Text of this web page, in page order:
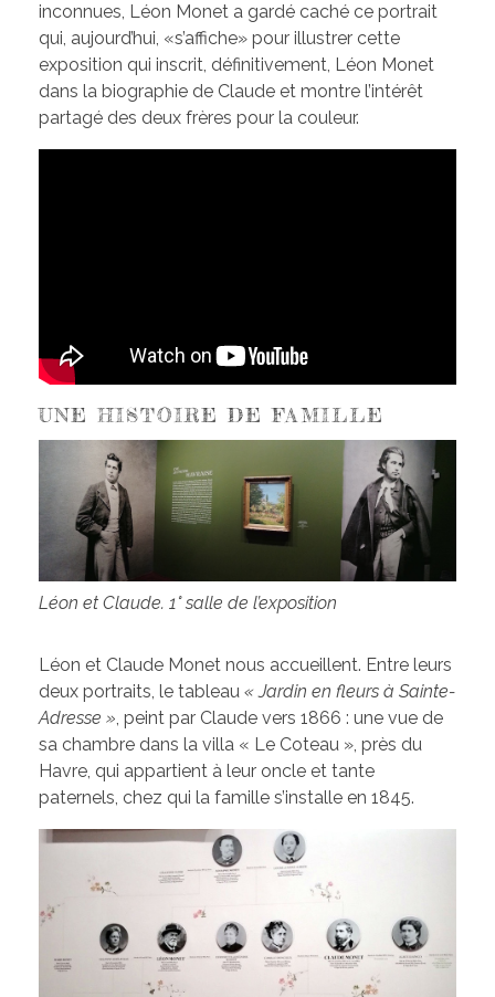
inconnues, Léon Monet a gardé caché ce portrait
qui, aujourd’hui, «s’affiche» pour illustrer cette
exposition qui inscrit, définitivement, Léon Monet
dans la biographie de Claude et montre l’intérêt
partagé des deux frères pour la couleur.
UNE HISTOIRE DE FAMILLE
Léon et Claude. 1° salle de l’exposition
Léon et Claude Monet nous accueillent. Entre leurs
deux portraits, le tableau « Jardin en fleurs à Sainte-
Adresse », peint par Claude vers 1866 : une vue de
sa chambre dans la villa « Le Coteau », près du
Havre, qui appartient à leur oncle et tante
paternels, chez qui la famille s’installe en 1845.